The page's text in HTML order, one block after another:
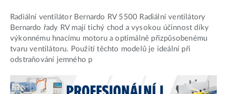
Radiální ventilátor Bernardo RV 5500 Radiální ventilátory
Bernardo řady RV mají tichý chod a vysokou účinnost díky
výkonnému hnacímu motoru a optimálně přizpůsobenému
tvaru ventilátoru. Použití těchto modelů je ideální při
odstraňování jemného p